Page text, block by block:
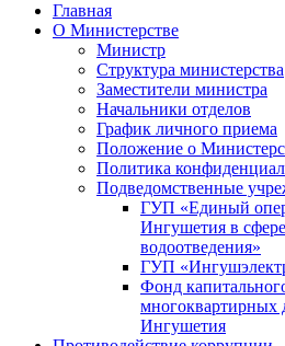
Главная
О Министерстве
Министр
Cтруктура министерства
Заместители министра
Начальники отделов
График личного приема
Положение о
Политика
Подведомственные
ГУП «Единый
Ингушетия в
водоотведения»
ГУП
Фонд
многоквартирных
Ингушетия